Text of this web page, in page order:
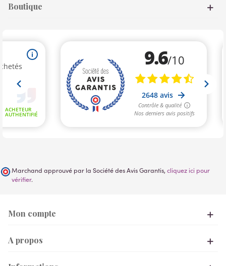
Boutique
Marchand approuvé par la Société des Avis Garantis, cliquez ici pour
vérifier.
Mon compte
A propos